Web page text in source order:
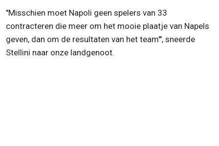
"Misschien moet Napoli geen spelers van 33
contracteren die meer om het mooie plaatje van Napels
geven, dan om de resultaten van het team'", sneerde
Stellini naar onze landgenoot.